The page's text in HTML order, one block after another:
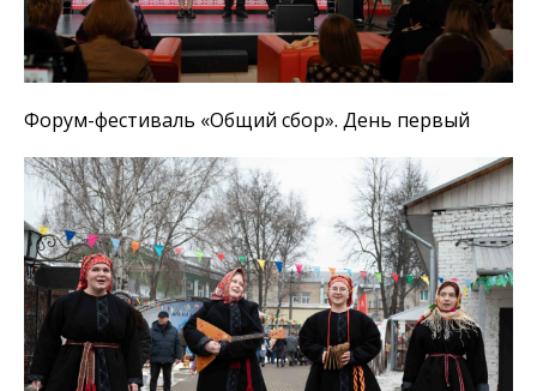
Форум-фестиваль «Общий сбор». День первый